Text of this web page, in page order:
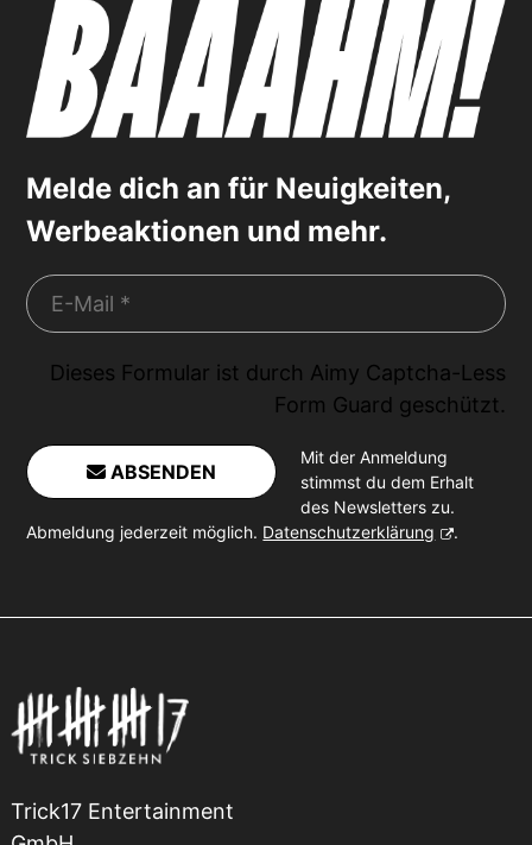
Melde dich an für Neuigkeiten,
Werbeaktionen und mehr.
Dieses Formular ist durch Aimy Captcha-Less
Form Guard geschützt.
ABSENDEN
Mit der Anmeldung
stimmst du dem Erhalt
des Newsletters zu.
Abmeldung jederzeit möglich. Datenschutzerklärung .
Trick17 Entertainment